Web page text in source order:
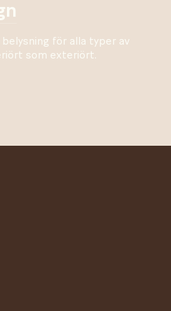
för alla typer av
som exteriört.